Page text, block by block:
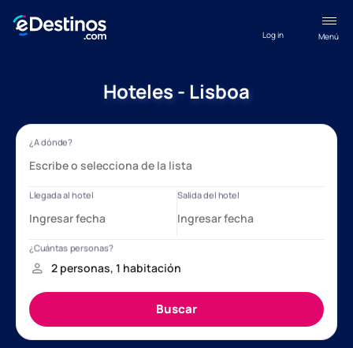
Menú
Log in
Hoteles - Lisboa